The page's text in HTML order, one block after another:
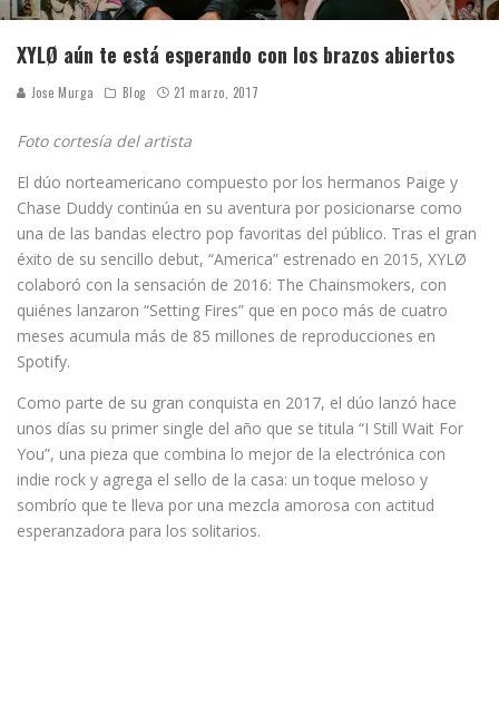
XYLØ aún te está esperando con los brazos abiertos
Jose Murga Blog 21 marzo, 2017
Foto cortesía del artista
El dúo norteamericano compuesto por los hermanos Paige y
Chase Duddy continúa en su aventura por posicionarse como
una de las bandas electro pop favoritas del público. Tras el gran
éxito de su sencillo debut, “America” estrenado en 2015, XYLØ
colaboró con la sensación de 2016: The Chainsmokers, con
quiénes lanzaron “Setting Fires” que en poco más de cuatro
meses acumula más de 85 millones de reproducciones en
Spotify.
Como parte de su gran conquista en 2017, el dúo lanzó hace
unos días su primer single del año que se titula “I Still Wait For
You”, una pieza que combina lo mejor de la electrónica con
indie rock y agrega el sello de la casa: un toque meloso y
sombrío que te lleva por una mezcla amorosa con actitud
esperanzadora para los solitarios.